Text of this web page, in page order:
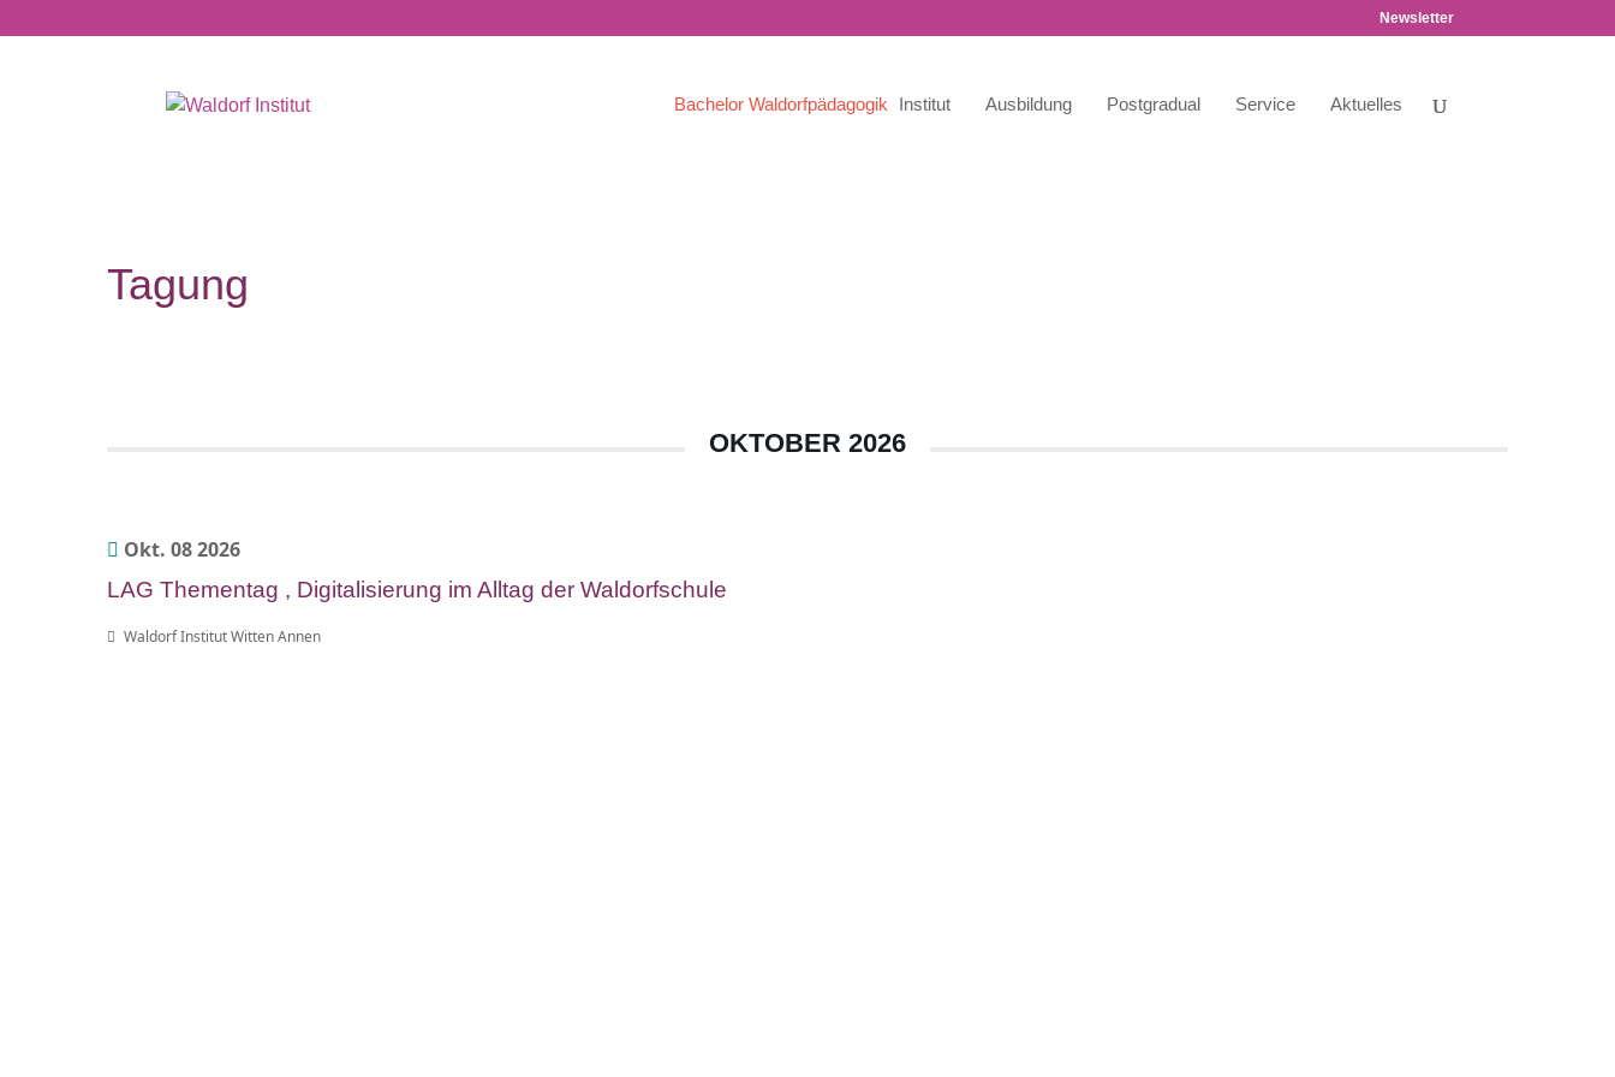
Newsletter
Bachelor Waldorfpädagogik Institut Ausbildung Postgradual Service Aktuelles
Tagung
OKTOBER 2026
Okt. 08 2026
LAG Thementag , Digitalisierung im Alltag der Waldorfschule
Waldorf Institut Witten Annen